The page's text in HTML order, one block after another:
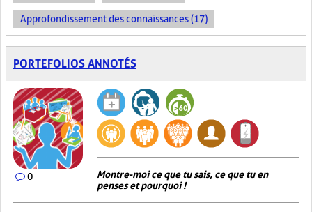
Approfondissement des connaissances (17)
PORTEFOLIOS ANNOTÉS
0
Montre-moi ce que tu sais, ce que tu en
penses et pourquoi !